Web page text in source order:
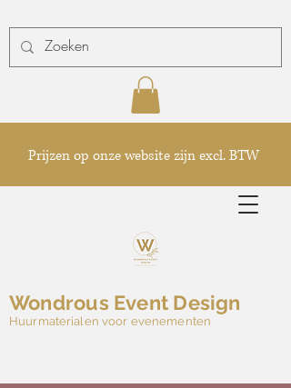
Prijzen op onze website zijn excl. BTW
Wondrous Event Design
Huurmaterialen voor evenementen